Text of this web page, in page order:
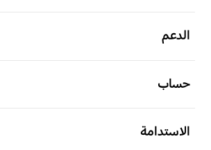
الدعم
حساب
الاستدامة